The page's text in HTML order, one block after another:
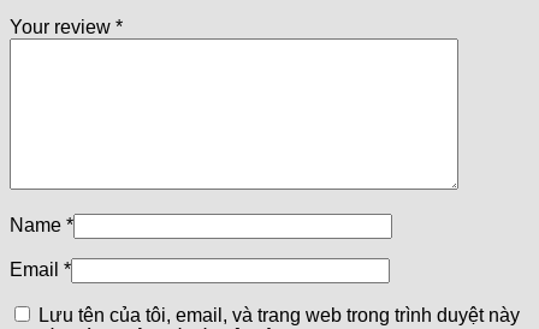
Your review *
Name *
Email *
Lưu tên của tôi, email, và trang web trong trình duyệt này